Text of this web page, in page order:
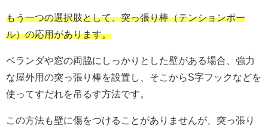
もう一つの選択肢として、突っ張り棒（テンションポー
ル）の応用があります。
ベランダや窓の両脇にしっかりとした壁がある場合、強力
な屋外用の突っ張り棒を設置し、そこからS字フックなどを
使ってすだれを吊るす方法です。
この方法も壁に傷をつけることがありませんが、突っ張り